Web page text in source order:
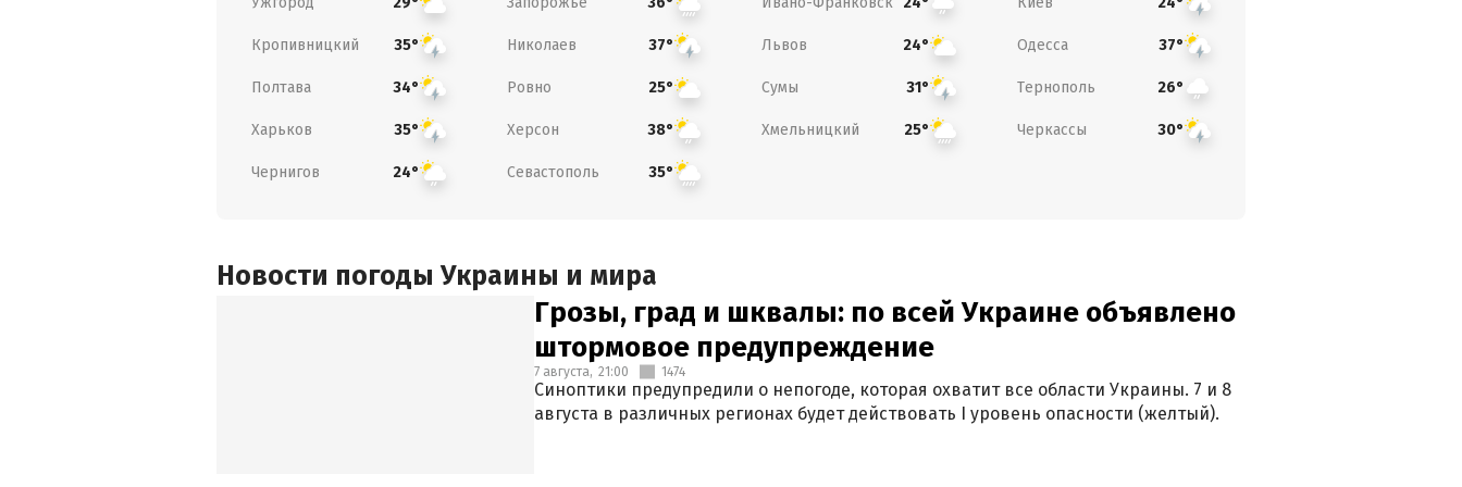
Кропивницкий 35° Николаев 37° Львов 24° Одесса 37°
Полтава 34° Ровно 25° Сумы 31° Тернополь 26°
Харьков 35° Херсон 38° Хмельницкий 25° Черкассы 30°
Чернигов 24° Севастополь 35°
Новости погоды Украины и мира
Грозы, град и шквалы: по всей Украине объявлено
штормовое предупреждение
7 августа, 21:00 1474
Синоптики предупредили о непогоде, которая охватит все области Украины. 7 и 8
августа в различных регионах будет действовать I уровень опасности (желтый).